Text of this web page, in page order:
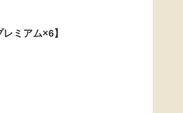
ミアム×6】